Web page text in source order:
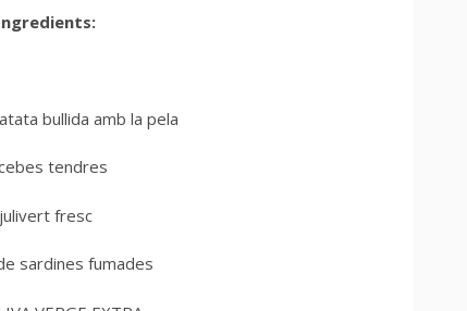
bullida amb la pela
tendres
julivert fresc
sardines fumades